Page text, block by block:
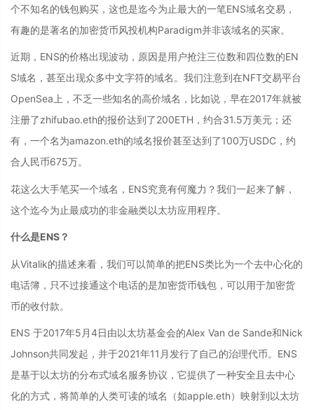
个不知名的钱包购买，这也是迄今为止最大的一笔ENS域名交易，
有趣的是著名的加密货币风投机构Paradigm并非该域名的买家。
近期，ENS的价格出现波动，原因是用户抢注三位数和四位数的EN
S域名，甚至出现众多中文字符的域名。我们注意到在NFT交易平台
OpenSea上，不乏一些知名的高价域名，比如说，早在2017年就被
注册了zhifubao.eth的报价达到了200ETH，约合31.5万美元；还
有，一个名为amazon.eth的域名报价甚至达到了100万USDC，约
合人民币675万。
花这么大手笔买一个域名，ENS究竟有何魔力？我们一起来了解，
这个迄今为止最成功的非金融类以太坊应用程序。
什么是ENS？
从Vitalik的描述来看，我们可以简单的把ENS类比为一个去中心化的
电话簿，只不过接通这个电话的是加密货币钱包，可以用于加密货
币的收付款。
ENS 于2017年5月4日由以太坊基金会的Alex Van de Sande和Nick
Johnson共同发起，并于2021年11月发行了自己的治理代币。ENS
是基于以太坊的分布式域名服务协议，它提供了一种安全且去中心
化的方式，将简单的人类可读的域名（如apple.eth）映射到以太坊